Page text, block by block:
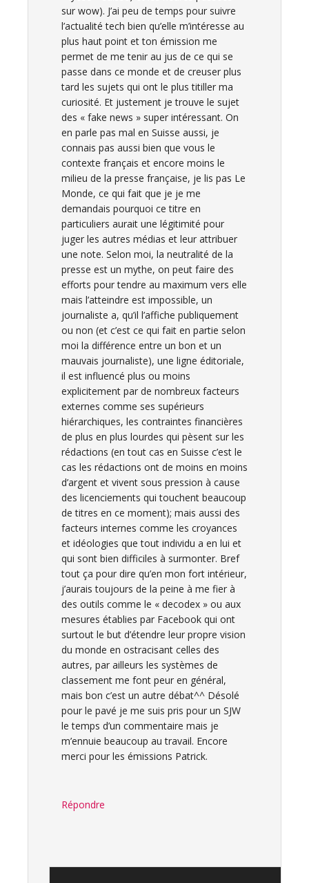
sur wow). J’ai peu de temps pour suivre
l’actualité tech bien qu’elle m’intéresse au
plus haut point et ton émission me
permet de me tenir au jus de ce qui se
passe dans ce monde et de creuser plus
tard les sujets qui ont le plus titiller ma
curiosité. Et justement je trouve le sujet
des « fake news » super intéressant. On
en parle pas mal en Suisse aussi, je
connais pas aussi bien que vous le
contexte français et encore moins le
milieu de la presse française, je lis pas Le
Monde, ce qui fait que je je me
demandais pourquoi ce titre en
particuliers aurait une légitimité pour
juger les autres médias et leur attribuer
une note. Selon moi, la neutralité de la
presse est un mythe, on peut faire des
efforts pour tendre au maximum vers elle
mais l’atteindre est impossible, un
journaliste a, qu’il l’affiche publiquement
ou non (et c’est ce qui fait en partie selon
moi la différence entre un bon et un
mauvais journaliste), une ligne éditoriale,
il est influencé plus ou moins
explicitement par de nombreux facteurs
externes comme ses supérieurs
hiérarchiques, les contraintes financières
de plus en plus lourdes qui pèsent sur les
rédactions (en tout cas en Suisse c’est le
cas les rédactions ont de moins en moins
d’argent et vivent sous pression à cause
des licenciements qui touchent beaucoup
de titres en ce moment); mais aussi des
facteurs internes comme les croyances
et idéologies que tout individu a en lui et
qui sont bien difficiles à surmonter. Bref
tout ça pour dire qu’en mon fort intérieur,
j’aurais toujours de la peine à me fier à
des outils comme le « decodex » ou aux
mesures établies par Facebook qui ont
surtout le but d’étendre leur propre vision
du monde en ostracisant celles des
autres, par ailleurs les systèmes de
classement me font peur en général,
mais bon c’est un autre débat^^ Désolé
pour le pavé je me suis pris pour un SJW
le temps d’un commentaire mais je
m’ennuie beaucoup au travail. Encore
merci pour les émissions Patrick.
Répondre